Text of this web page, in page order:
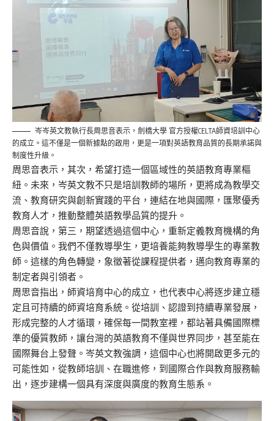
岑岑英文教執行長周思音表示，劍橋大學 官方授權CELTA師資培訓中心
的成立。這不僅是一個新據點的啟用，更是一項對英語教育品質的長期承諾與
制度性升級。
周思音表示，其次，希望打造一個區域性的英語教育專業樞
紐。未來，岑英文教不只是培訓教師的場所，更將成為教學交
流、教育研究與創新實踐的平台，連結在地與國際，匯聚優秀
教育人才，推動整體英語教學品質的提升。
周思音說，第三，期望透過這個中心，重新定義教育機構的角
色與價值。我們不僅教導學生，更培養能夠教導學生的專業教
師。這樣的角色轉變，象徵著從課程提供者，邁向教育專業的
制定者與引領者。
周思音指出，師資培育中心的成立，也代表中心將逐步建立穩
定且可持續的師資培育系統。從培訓、認證到持續專業發展，
形成完整的人才循環，確保每一間教室裡，都站著具備國際標
準的優質教師，讓台灣的英語教育不僅與世界同步，甚至能在
國際舞台上發聲。岑英文教強調，這個中心也將開啟更多元的
可能性如，從教師培訓、在職進修，到國際合作與教育服務輸
出，逐步建構一個具有深度與廣度的教育生態系。